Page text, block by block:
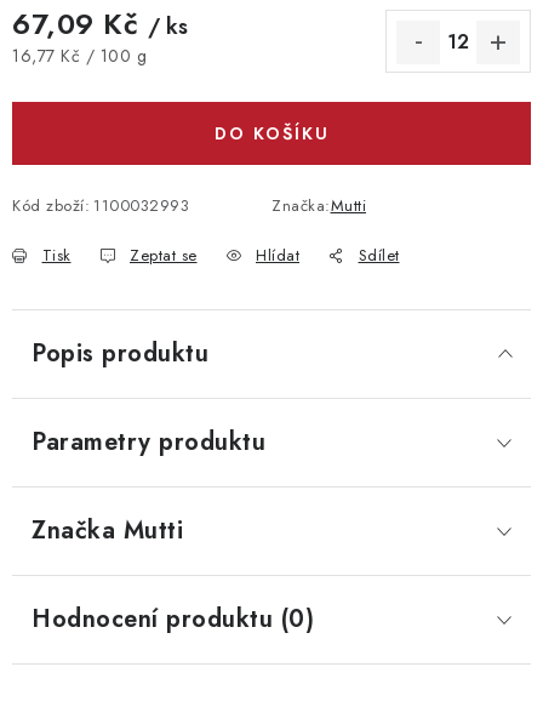
67,09 Kč / ks
Měrná cena:
16,77 Kč / 100 g
DO KOŠÍKU
Kód zboží: 1100032993 Značka:Mutti
Tisk Zeptat se Hlídat Sdílet
Popis produktu
Parametry produktu
Značka Mutti
Hodnocení produktu (0)